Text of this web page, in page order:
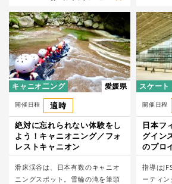
キャニオ二ング 愛媛県
開催日程
適時
絶対に忘れられない体験をし
よう！キャニオニング／フォ
レストキャニオン
滑床渓谷は、日本有数のキャニオ
ニングスポット。雪輪の滝を筆頭
スケート
開催日程
日本フ
グイン
のプロ
導!スケ
ポーツ
指導は
ーティ